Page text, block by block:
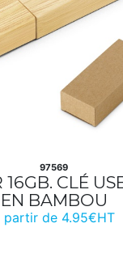
97569
16GB. CLÉ
EN BAMBOU
partir de 4.95€HT